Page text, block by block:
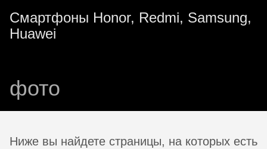
Смартфоны Honor, Redmi, Samsung,
Huawei
фото
Ниже вы найдете страницы, на которых есть